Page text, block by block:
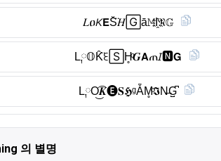
𝐿ዐ𝘒𝗘S̆̈𝐻🄶ā𝙼I҈𝔑𝔾
L༙𝕆K̑̈ꏂ🅂H̥ͦ𝑮𝗔ጠ𝘐🅽︎𝗚
L༙O͜͡𝑲🅔︎𝐒𝕳ᵍẴM̥ͦ𝕴N̶G̺͆
의 별명